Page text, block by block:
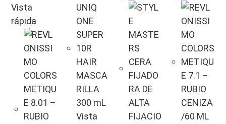
Vista
rápida
Vista